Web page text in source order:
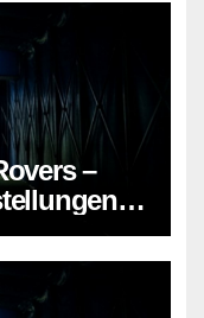
–
&